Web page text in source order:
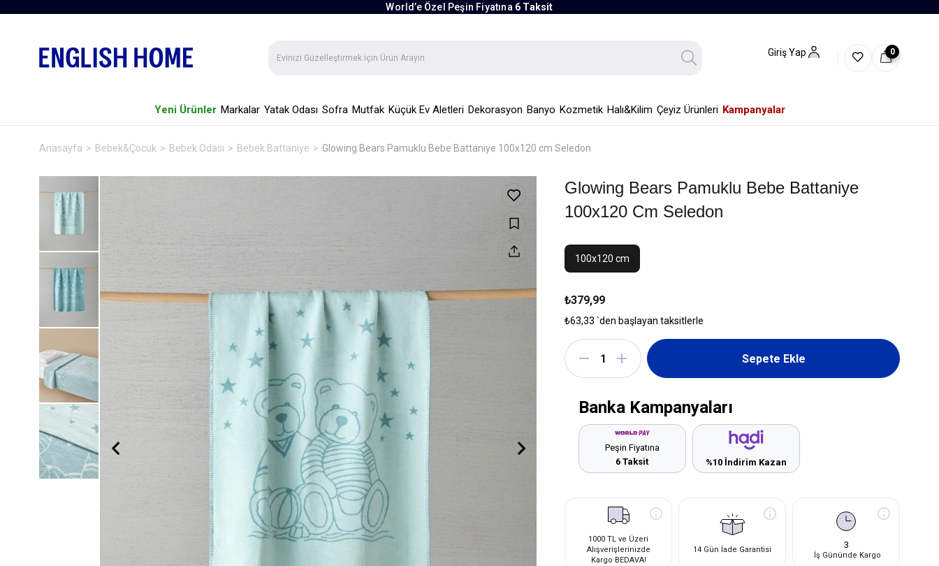
World’e Özel Peşin Fiyatına 6 Taksit
Giriş Yap 0
Yeni Ürünler Markalar Yatak Odası Sofra Mutfak Küçük Ev Aletleri Dekorasyon Banyo Kozmetik Halı&Kilim Çeyiz Ürünleri Kampanyalar
Anasayfa Bebek&Çocuk Bebek Odası Bebek Battaniye Glowing Bears Pamuklu Bebe Battaniye 100x120 cm Seledon
Glowing Bears Pamuklu Bebe Battaniye
100x120 Cm Seledon
100x120 cm
₺379,99
₺63,33 `den başlayan taksitlerle
Banka Kampanyaları
Peşin Fiyatına
6 Taksit
%10 İndirim Kazan
1000 TL ve Üzeri
Alışverişlerinizde
Kargo BEDAVA!
14 Gün İade Garantisi 3
İş Gününde Kargo